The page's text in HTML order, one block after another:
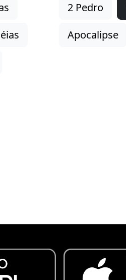
2 Pedro
Apocalipse